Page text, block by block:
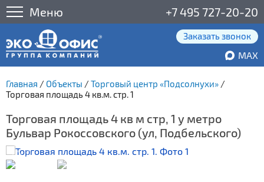
Меню +7 495 727-20-20
Заказать звонок
MAX
Главная / Объекты /Торговый центр «Подсолнухи» /
Торговая площадь 4 кв.м. стр. 1
Торговая площадь 4 кв м стр, 1 у метро
Бульвар Рокоссовского (ул, Подбельского)